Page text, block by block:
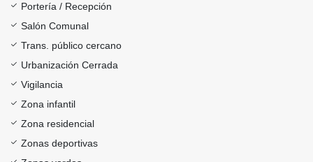
Portería / Recepción
Salón Comunal
Trans. público cercano
Urbanización Cerrada
Vigilancia
Zona infantil
Zona residencial
Zonas deportivas